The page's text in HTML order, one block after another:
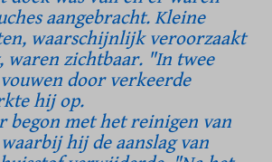
aangebracht. Kleine
waarschijnlijk veroorzaakt
waren zichtbaar. "In twee
door verkeerde
hij op.
begon met het reinigen van
hij de aanslag van